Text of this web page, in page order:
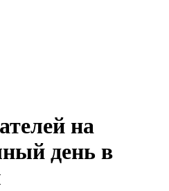
на
день в